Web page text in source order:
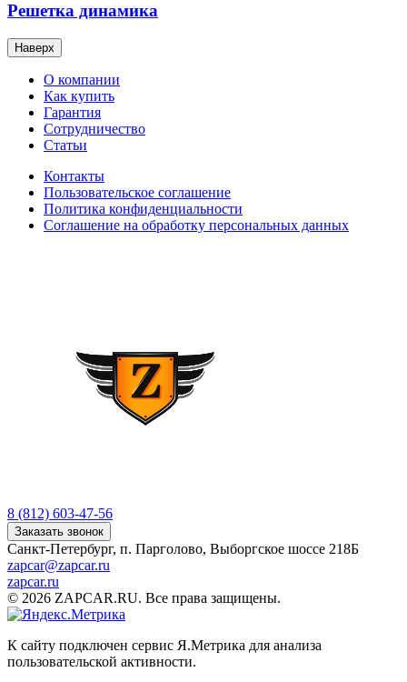
Решетка динамика
Наверх
О компании
Как купить
Гарантия
Сотрудничество
Статьи
Контакты
Пользовательское соглашение
Политика конфиденциальности
Соглашение на обработку персональных данных
8 (812) 603-47-56
Заказать звонок
Санкт-Петербург, п. Парголово, Выборгское шоссе 218Б
zapcar@zapcar.ru
zapcar.ru
© 2026 ZAPCAR.RU. Все права защищены.
К сайту подключен сервис Я.Метрика для анализа
пользовательской активности.